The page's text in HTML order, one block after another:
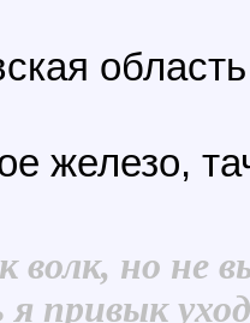
железо,
волк, но не
привык